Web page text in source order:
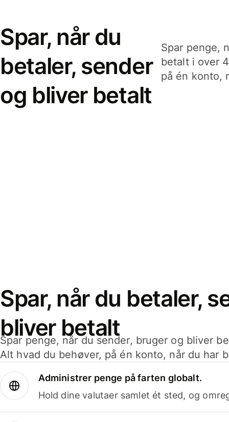
Spar, når du
betaler, sender
og bliver betalt
Spar penge,
betalt i over
på én konto,
Spar, når du betaler,
bliver betalt
Spar penge, når du sender, bruger og bliver
Alt hvad du behøver, på én konto, når du har
Administrer penge på farten globalt.
Hold dine valutaer samlet ét sted, og